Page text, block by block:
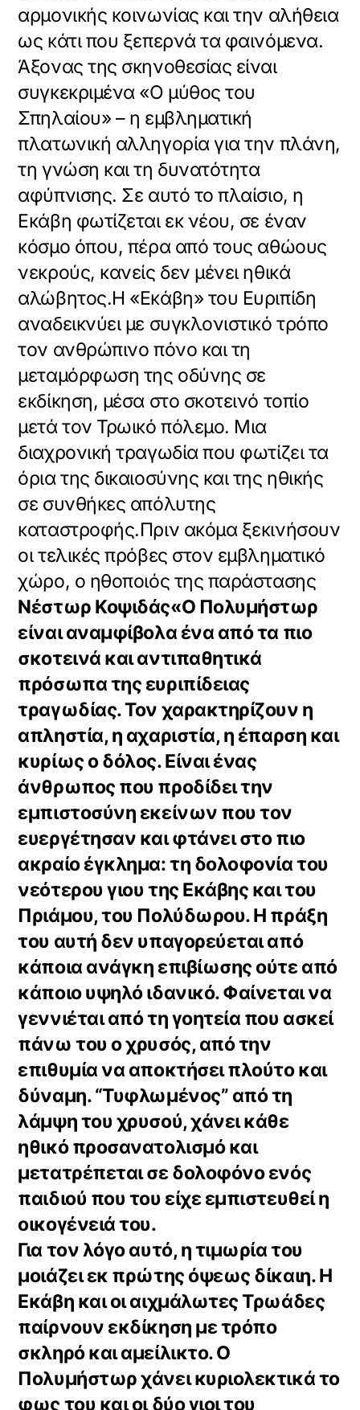
αρμονικής κοινωνίας και την αλήθεια
ως κάτι που ξεπερνά τα φαινόμενα.
Άξονας της σκηνοθεσίας είναι
συγκεκριμένα «Ο μύθος του
Σπηλαίου» – η εμβληματική
πλατωνική αλληγορία για την πλάνη,
τη γνώση και τη δυνατότητα
αφύπνισης. Σε αυτό το πλαίσιο, η
Εκάβη φωτίζεται εκ νέου, σε έναν
κόσμο όπου, πέρα από τους αθώους
νεκρούς, κανείς δεν μένει ηθικά
αλώβητος.Η «Εκάβη» του Ευριπίδη
αναδεικνύει με συγκλονιστικό τρόπο
τον ανθρώπινο πόνο και τη
μεταμόρφωση της οδύνης σε
εκδίκηση, μέσα στο σκοτεινό τοπίο
μετά τον Τρωικό πόλεμο. Μια
διαχρονική τραγωδία που φωτίζει τα
όρια της δικαιοσύνης και της ηθικής
σε συνθήκες απόλυτης
καταστροφής.Πριν ακόμα ξεκινήσουν
οι τελικές πρόβες στον εμβληματικό
χώρο, ο ηθοποιός της παράστασης
Νέστωρ Κοψιδάς«Ο Πολυμήστωρ
είναι αναμφίβολα ένα από τα πιο
σκοτεινά και αντιπαθητικά
πρόσωπα της ευριπίδειας
τραγωδίας. Τον χαρακτηρίζουν η
απληστία, η αχαριστία, η έπαρση και
κυρίως ο δόλος. Είναι ένας
άνθρωπος που προδίδει την
εμπιστοσύνη εκείνων που τον
ευεργέτησαν και φτάνει στο πιο
ακραίο έγκλημα: τη δολοφονία του
νεότερου γιου της Εκάβης και του
Πριάμου, του Πολύδωρου. Η πράξη
του αυτή δεν υπαγορεύεται από
κάποια ανάγκη επιβίωσης ούτε από
κάποιο υψηλό ιδανικό. Φαίνεται να
γεννιέται από τη γοητεία που ασκεί
πάνω του ο χρυσός, από την
επιθυμία να αποκτήσει πλούτο και
δύναμη. “Τυφλωμένος” από τη
λάμψη του χρυσού, χάνει κάθε
ηθικό προσανατολισμό και
μετατρέπεται σε δολοφόνο ενός
παιδιού που του είχε εμπιστευθεί η
οικογένειά του.
Για τον λόγο αυτό, η τιμωρία του
μοιάζει εκ πρώτης όψεως δίκαιη. Η
Εκάβη και οι αιχμάλωτες Τρωάδες
παίρνουν εκδίκηση με τρόπο
σκληρό και αμείλικτο. Ο
Πολυμήστωρ χάνει κυριολεκτικά το
φως του και οι δύο γιοι του